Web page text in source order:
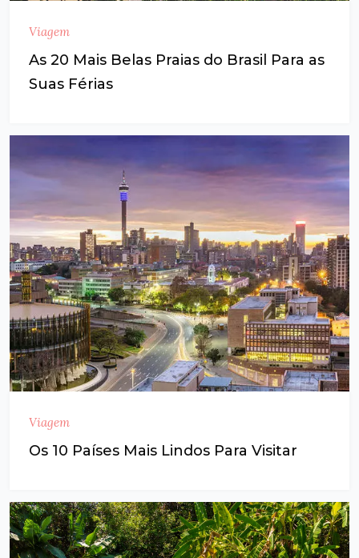
Viagem
As 20 Mais Belas Praias do Brasil Para as
Suas Férias
Viagem
Os 10 Países Mais Lindos Para Visitar